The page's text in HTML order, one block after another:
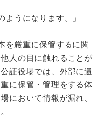
ようになります。」
を厳重に保管するに関
人の目に触れることが
証役場では、外部に遺
に保管・管理をする体
において情報が漏れ、